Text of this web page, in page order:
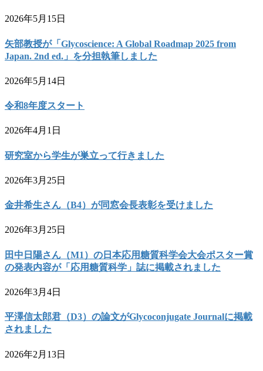
2026年5月15日
矢部教授が「Glycoscience: A Global Roadmap 2025 from
Japan. 2nd ed.」を分担執筆しました
2026年5月14日
令和8年度スタート
2026年4月1日
研究室から学生が巣立って行きました
2026年3月25日
金井希生さん（B4）が同窓会長表彰を受けました
2026年3月25日
田中日陽さん（M1）の日本応用糖質科学会大会ポスター賞
の発表内容が「応用糖質科学」誌に掲載されました
2026年3月4日
平澤信太郎君（D3）の論文がGlycoconjugate Journalに掲載
されました
2026年2月13日